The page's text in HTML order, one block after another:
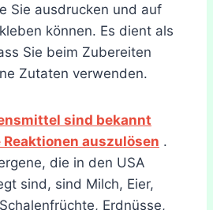
Sie ausdrucken und auf
können. Es dient als
Sie beim Zubereiten
Zutaten verwenden.
sind bekannt
auszulösen .
die in den USA
sind, sind Milch, Eier,
Erdnüsse,